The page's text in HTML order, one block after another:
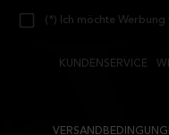
(*) Ich möchte
KUNDENSERVICE